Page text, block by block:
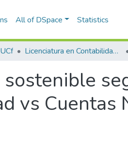
All of DSpace Statistics
Licenciatura en Contabilidad y Finanzas
vs Cuentas